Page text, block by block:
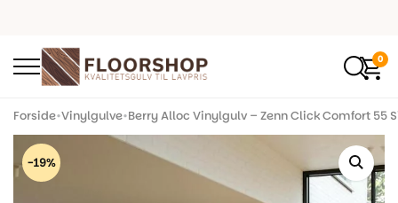
0
Forside•Vinylgulve•Berry Alloc Vinylgulv – Zenn Click Comfort 55
-19%